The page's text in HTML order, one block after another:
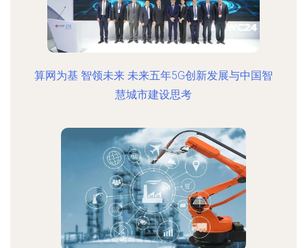
算网为基 智领未来 未来五年5G创新发展与中国智
慧城市建设思考